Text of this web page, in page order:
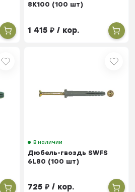
8K100 (100 шт)
1 415₽ / кор.
В наличии
Дюбель-гвоздь SWFS
6L80 (100 шт)
725₽ / кор.